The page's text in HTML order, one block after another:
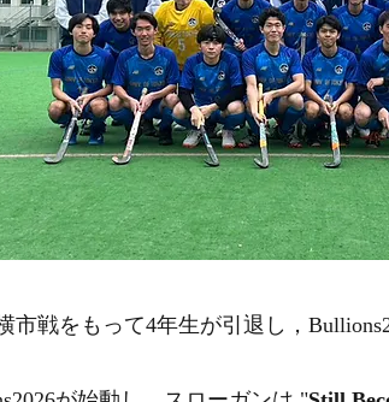
市戦をもって4年生が引退し，